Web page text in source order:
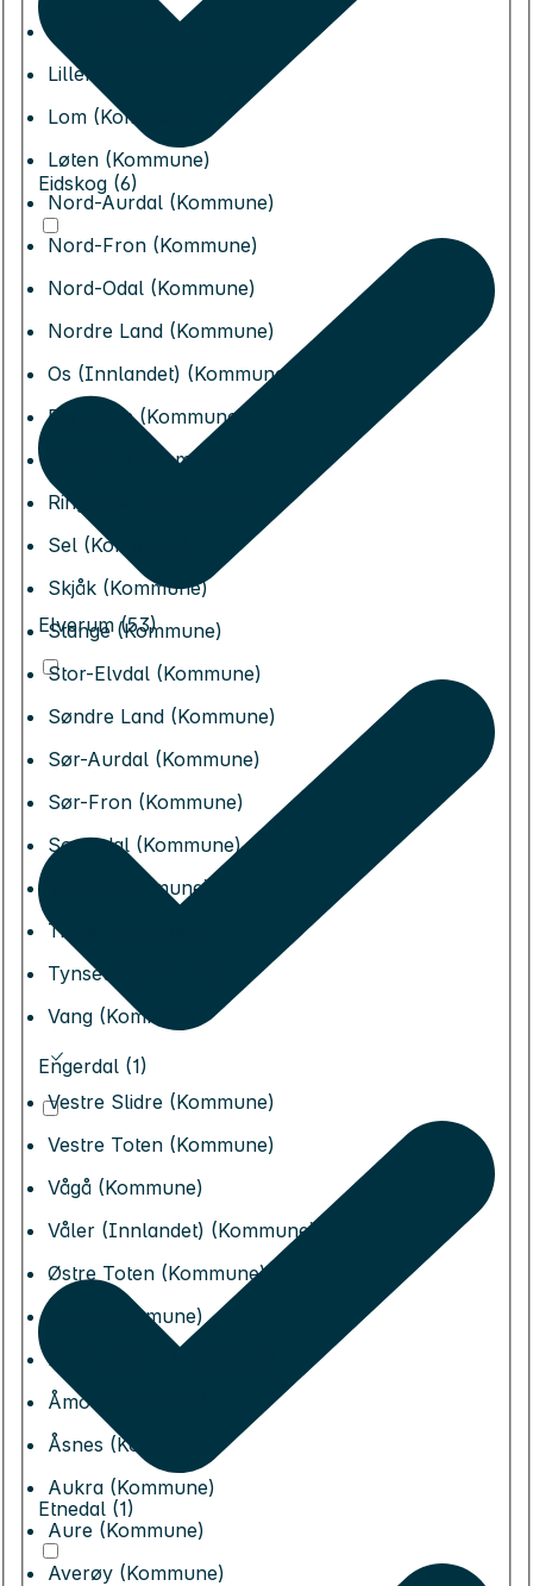
Lesja (Kommune)
Lillehammer (Kommune)
Lom (Kommune)
Løten (Kommune)
Nord-Aurdal (Kommune)
Nord-Fron (Kommune)
Nord-Odal (Kommune)
Nordre Land (Kommune)
Os (Innlandet) (Kommune)
Rendalen (Kommune)
Ringebu (Kommune)
Ringsaker (Kommune)
Sel (Kommune)
Skjåk (Kommune)
Stange (Kommune)
Stor-Elvdal (Kommune)
Søndre Land (Kommune)
Sør-Aurdal (Kommune)
Sør-Fron (Kommune)
Sør-Odal (Kommune)
Tolga (Kommune)
Trysil (Kommune)
Tynset (Kommune)
Vang (Kommune)
Vestre Slidre (Kommune)
Vestre Toten (Kommune)
Vågå (Kommune)
Våler (Innlandet) (Kommune)
Østre Toten (Kommune)
Øyer (Kommune)
Øystre Slidre (Kommune)
Åmot (Kommune)
Åsnes (Kommune)
Aukra (Kommune)
Aure (Kommune)
Averøy (Kommune)
Eidskog (6)
Elverum (53)
Engerdal (1)
Etnedal (1)